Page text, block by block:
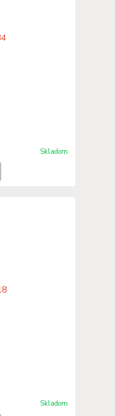
Skladom
Skladom